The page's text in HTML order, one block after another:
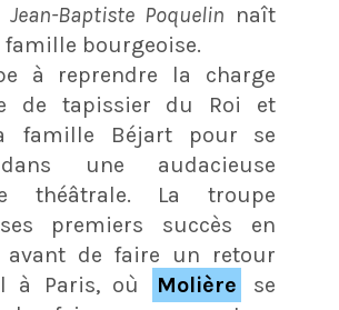
Jean-Baptiste Poquelin naît
famille bourgeoise.
à reprendre la charge
de tapissier du Roi et
famille Béjart pour se
une audacieuse
théâtrale. La troupe
premiers succès en
avant de faire un retour
à Paris, où
Molière
se